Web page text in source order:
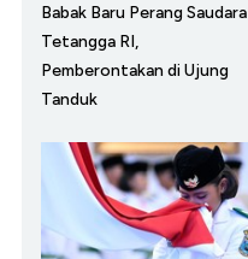
Babak Baru Perang Saudara
Tetangga RI,
Pemberontakan di Ujung
Tanduk